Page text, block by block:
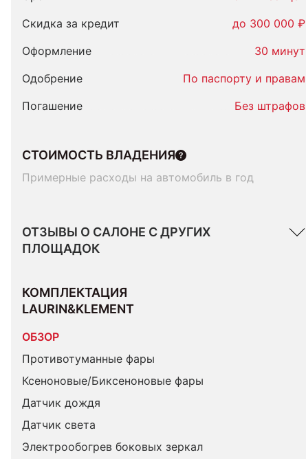
Скидка за кредит
до 300 000 ₽
Оформление
30 минут
Одобрение
По паспорту и правам
Погашение
Без штрафов
СТОИМОСТЬ ВЛАДЕНИЯ
Примерные расходы на автомобиль в год
ОТЗЫВЫ О САЛОНЕ С ДРУГИХ
ПЛОЩАДОК
КОМПЛЕКТАЦИЯ
LAURIN&KLEMENT
ОБЗОР
Противотуманные фары
Ксеноновые/Биксеноновые фары
Датчик дождя
Датчик света
Электрообогрев боковых зеркал